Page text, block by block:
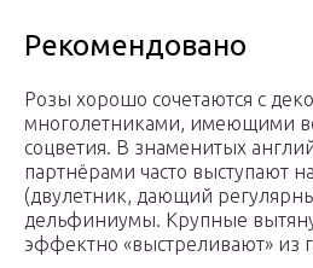
Рекомендовано
Розы хорошо сочетаются с
многолетниками, имеющими
соцветия. В знаменитых
партнёрами часто выступают
(двулетник, дающий
дельфиниумы. Крупные
эффектно «выстреливают» из